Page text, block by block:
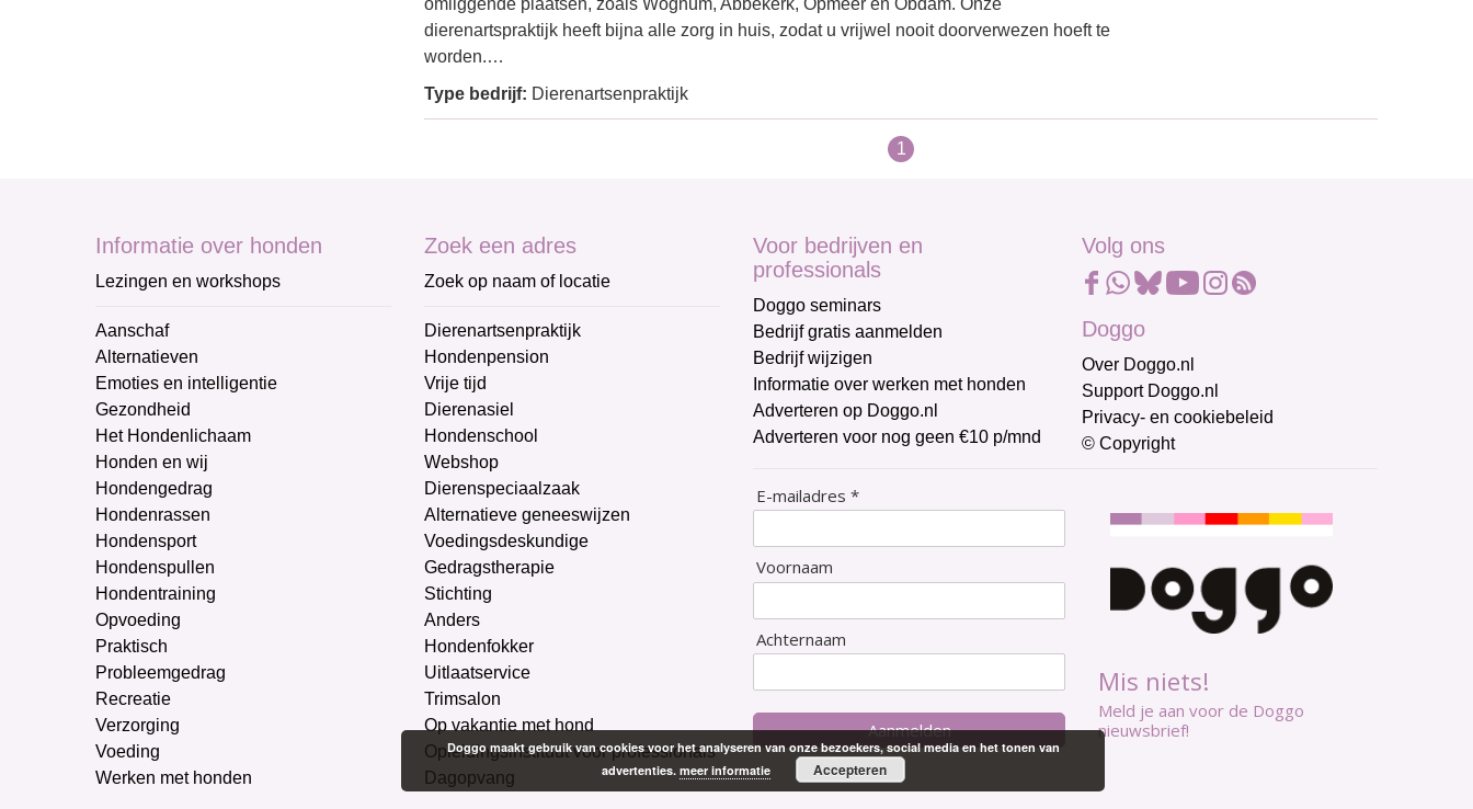
omliggende plaatsen, zoals Wognum, Abbekerk, Opmeer en Obdam. Onze
dierenartspraktijk heeft bijna alle zorg in huis, zodat u vrijwel nooit doorverwezen hoeft te
worden.…
Type bedrijf: Dierenartsenpraktijk
1
Informatie over honden
Lezingen en workshops
Aanschaf
Alternatieven
Emoties en intelligentie
Gezondheid
Het Hondenlichaam
Honden en wij
Hondengedrag
Hondenrassen
Hondensport
Hondenspullen
Hondentraining
Opvoeding
Praktisch
Probleemgedrag
Recreatie
Verzorging
Voeding
Werken met honden
Zoek een adres
Zoek op naam of locatie
Dierenartsenpraktijk
Hondenpension
Vrije tijd
Dierenasiel
Hondenschool
Webshop
Dierenspeciaalzaak
Alternatieve geneeswijzen
Voedingsdeskundige
Gedragstherapie
Stichting
Anders
Hondenfokker
Uitlaatservice
Trimsalon
Op vakantie met hond
Opleidingsinstituut voor professionals
Dagopvang
Voor bedrijven en
professionals
Doggo seminars
Bedrijf gratis aanmelden
Bedrijf wijzigen
Informatie over werken met honden
Adverteren op Doggo.nl
Adverteren voor nog geen €10 p/mnd
Volg ons
Doggo
Over Doggo.nl
Support Doggo.nl
Privacy- en cookiebeleid
© Copyright
E-mailadres *
Voornaam
Achternaam
Aanmelden
Mis niets!
Meld je aan voor de Doggo
nieuwsbrief!
Doggo maakt gebruik van cookies voor het analyseren van onze bezoekers, social media en het tonen van
advertenties. meer informatie Accepteren